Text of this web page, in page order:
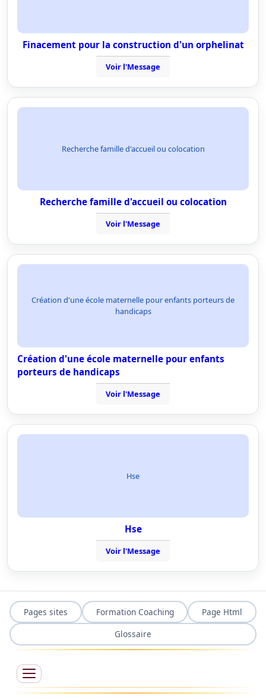
Finacement pour la construction d'un orphelinat
Voir l'Message
Recherche famille d'accueil ou colocation
Recherche famille d'accueil ou colocation
Voir l'Message
Création d'une école maternelle pour enfants porteurs de
handicaps
Création d'une école maternelle pour enfants
porteurs de handicaps
Voir l'Message
Hse
Hse
Voir l'Message
Pages sites Formation Coaching
Page Html
Glossaire